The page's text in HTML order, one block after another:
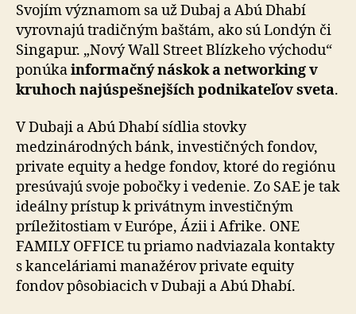
Svojím významom sa už Dubaj a Abú Dhabí
vyrovnajú tradičným baštám, ako sú Londýn či
Singapur. „Nový Wall Street Blízkeho východu“
ponúkainformačný náskok a networking v
kruhoch najúspešnejších podnikateľov sveta.
V Dubaji a Abú Dhabí sídlia stovky
medzinárodných bánk, investičných fondov,
private equity a hedge fondov, ktoré do regiónu
presúvajú svoje pobočky i vedenie. Zo SAE je tak
ideálny prístup k privátnym investičným
príležitostiam v Európe, Ázii i Afrike. ONE
FAMILY OFFICE tu priamo nadviazala kontakty
s kanceláriami manažérov private equity
fondov pôsobiacich v Dubaji a Abú Dhabí.